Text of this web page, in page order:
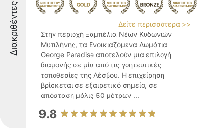
Διακριθέντες
Δείτε περισσότερα >>
Στην περιοχή Ξαμπέλια Νέων Κυδωνιών
Μυτιλήνης, τα Ενοικιαζόμενα Δωμάτια
George Paradise αποτελούν μια επιλογή
διαμονής σε μία από τις γοητευτικές
τοποθεσίες της Λέσβου. Η επιχείρηση
βρίσκεται σε εξαιρετικό σημείο, σε
απόσταση μόλις 50 μέτρων ...
9.8